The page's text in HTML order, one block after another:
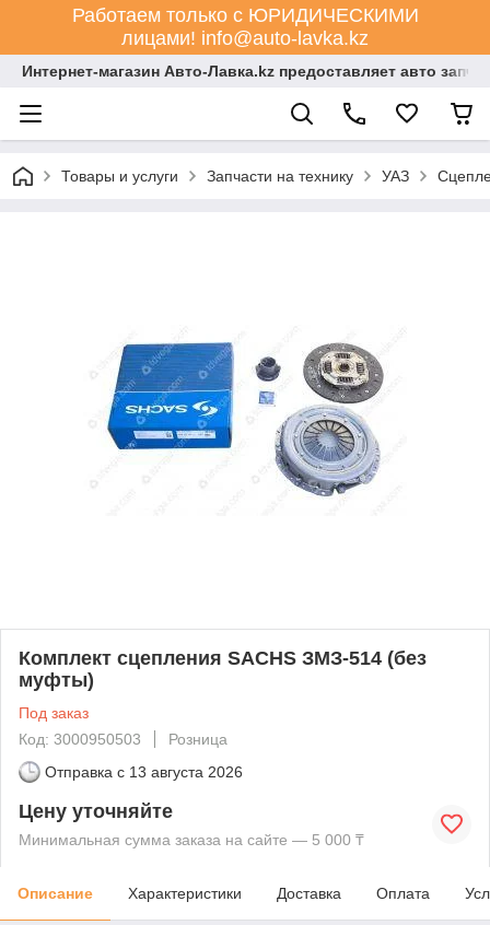
Работаем только с ЮРИДИЧЕСКИМИ
лицами! info@auto-lavka.kz
Интернет-магазин Авто-Лавка.kz предоставляет авто
Товары и услуги Запчасти на технику УАЗ
Комплект сцепления SACHS ЗМЗ-514 (без
муфты)
Под заказ
Код: 3000950503
Розница
Отправка с 13 августа 2026
Цену уточняйте
Минимальная сумма заказа на сайте — 5 000 ₸
Описание Характеристики Доставка Оплата